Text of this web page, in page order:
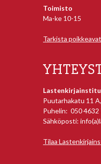
Toimisto
Ma-ke 10-15
Tarkista
Puutarhakatu 11
Puhelin: 050 4632
Sähköposti:
Tilaa